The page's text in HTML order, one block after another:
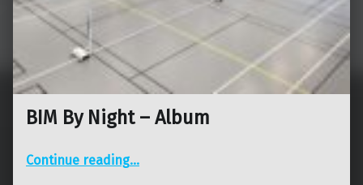
BIM By Night – Album
Continue reading“BIM By Night – Album”
…